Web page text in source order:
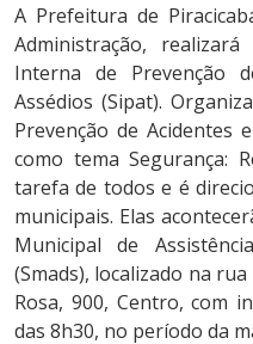
A Prefeitura de
Administração,
Interna de Prevenção
Assédios (Sipat).
Prevenção de Acidentes
como tema Segurança:
tarefa de todos e é
municipais. Elas
Municipal de
(Smads), localizado na
Rosa, 900, Centro, com
das 8h30, no período da